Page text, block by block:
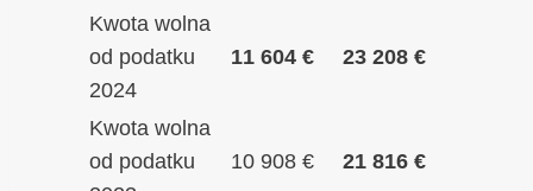
Kwota wolna
od podatku
2024
11 604 € 23 208 €
Kwota wolna
od podatku
10 908 € 21 816 €